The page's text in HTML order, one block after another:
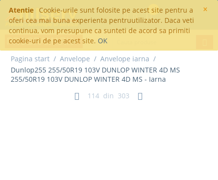
×
Atentie
Cookie-urile sunt folosite pe acest site pentru a
oferi cea mai buna experienta pentruutilizator. Daca veti
continua, vom presupune ca sunteti de acord sa primiti
cookie-uri de pe acest site. OK
0
Pagina start / Anvelope / Anvelope iarna /
Dunlop255 255/50R19 103V DUNLOP WINTER 4D MS
255/50R19 103V DUNLOP WINTER 4D MS - Iarna
114 din 303